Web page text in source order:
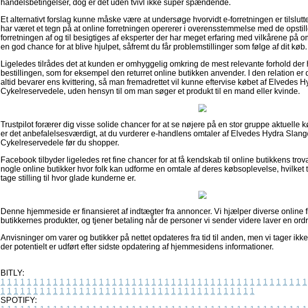
handelsbetingelser, dog er det uden tvivl ikke super spændende.
Et alternativt forslag kunne måske være at undersøge hvorvidt e-forretningen er
har været et tegn på at online forretningen opererer i overensstemmelse med de
forretningen af og til besigtiges af eksperter der har meget erfaring med vilkårene på
en god chance for at blive hjulpet, såfremt du får problemstillinger som følge af dit køb.
Ligeledes tilrådes det at kunden er omhyggelig omkring de mest relevante forhold der
bestillingen, som for eksempel den returret online butikken anvender. I den relation er
altid bevarer ens kvittering, så man fremadrettet vil kunne eftervise købet af Elvedes
Cykelreservedele, uden hensyn til om man søger et produkt til en mand eller kvinde.
Trustpilot forærer dig visse solide chancer for at se nøjere på en stor gruppe aktuelle
er det anbefalelsesværdigt, at du vurderer e-handlens omtaler af Elvedes Hydra
Cykelreservedele før du shopper.
Facebook tilbyder ligeledes ret fine chancer for at få kendskab til online butikkens
nogle online butikker hvor folk kan udforme en omtale af deres købsoplevelse, hvilket
tage stilling til hvor glade kunderne er.
Denne hjemmeside er finansieret af indtægter fra annoncer. Vi hjælper diverse online
butikkernes produkter, og tjener betaling når de personer vi sender videre laver en
Anvisninger om varer og butikker på nettet opdateres fra tid til anden, men vi tager
der potentielt er udført efter sidste opdatering af hjemmesidens informationer.
BITLY:
1 1 1 1 1 1 1 1 1 1 1 1 1 1 1 1 1 1 1 1 1 1 1 1 1 1 1 1 1 1 1 1 1 1 1 1 1 1 1 1 1 1 1 1 1 1 1
1 1 1 1 1 1 1 1 1 1 1 1 1 1 1 1 1 1 1 1 1 1 1 1 1 1 1 1 1 1 1 1 1 1 1 1 1 1 1
SPOTIFY: